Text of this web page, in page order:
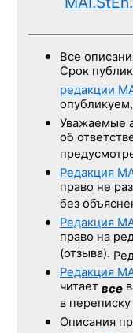
Все
Срок
редакции
Уважаемые
об
Редакция
право не
без
Редакция
право на
(отзыва).
Редакция
читает все
в
Описания